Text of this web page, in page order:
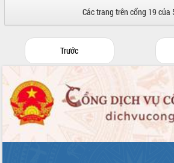
Các trang trên cổng 19 của
Trước